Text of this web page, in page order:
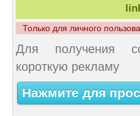
Только для личного
Для получения
короткую рекламу
Нажмите для